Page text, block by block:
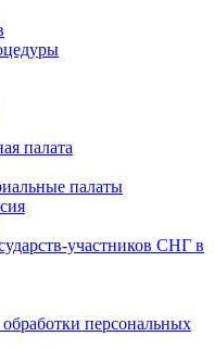
палата
палаты
участников СНГ в
персональных